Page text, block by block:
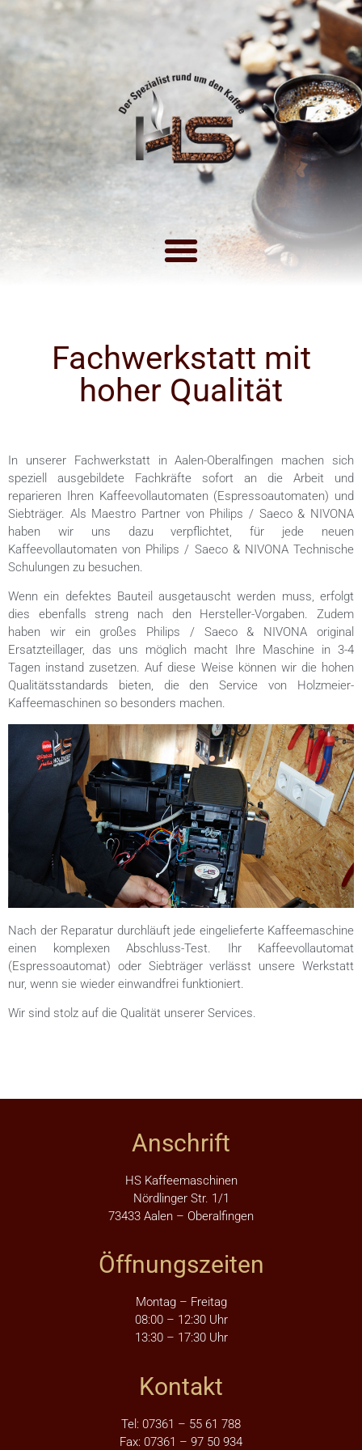
Fachwerkstatt mit
hoher Qualität
In unserer Fachwerkstatt in Aalen-Oberalfingen machen sich
speziell ausgebildete Fachkräfte sofort an die Arbeit und
reparieren Ihren Kaffeevollautomaten (Espressoautomaten) und
Siebträger. Als Maestro Partner von Philips / Saeco & NIVONA
haben wir uns dazu verpflichtet, für jede neuen
Kaffeevollautomaten von Philips / Saeco & NIVONA Technische
Schulungen zu besuchen.
Wenn ein defektes Bauteil ausgetauscht werden muss, erfolgt
dies ebenfalls streng nach den Hersteller-Vorgaben. Zudem
haben wir ein großes Philips / Saeco & NIVONA original
Ersatzteillager, das uns möglich macht Ihre Maschine in 3-4
Tagen instand zusetzen. Auf diese Weise können wir die hohen
Qualitätsstandards bieten, die den Service von Holzmeier-
Kaffeemaschinen so besonders machen.
Nach der Reparatur durchläuft jede eingelieferte Kaffeemaschine
einen komplexen Abschluss-Test. Ihr Kaffeevollautomat
(Espressoautomat) oder Siebträger verlässt unsere Werkstatt
nur, wenn sie wieder einwandfrei funktioniert.
Wir sind stolz auf die Qualität unserer Services.
Anschrift
HS Kaffeemaschinen
Nördlinger Str. 1/1
73433 Aalen – Oberalfingen
Öffnungszeiten
Montag – Freitag
08:00 – 12:30 Uhr
13:30 – 17:30 Uhr
Kontakt
Tel: 07361 – 55 61 788
Fax: 07361 – 97 50 934